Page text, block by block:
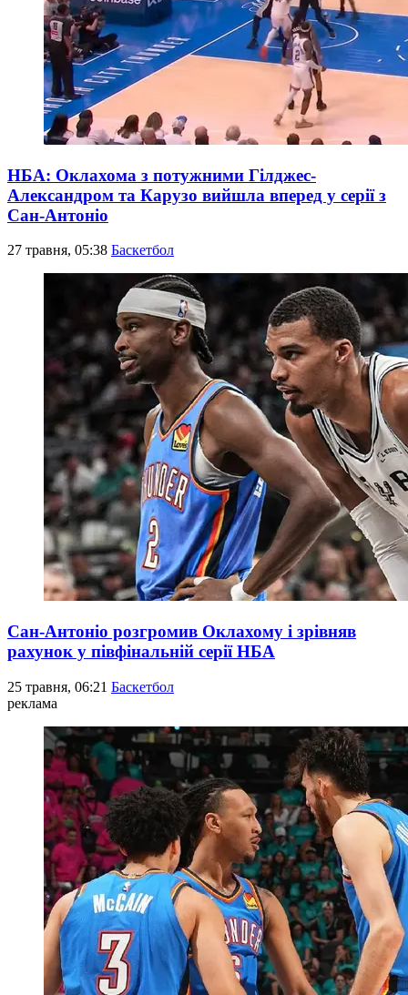
НБА: Оклахома з потужними Гілджес-
Александром та Карузо вийшла вперед у серії з
Сан-Антоніо
27 травня, 05:38 Баскетбол
Сан-Антоніо розгромив Оклахому і зрівняв
рахунок у півфінальній серії НБА
25 травня, 06:21 Баскетбол
реклама